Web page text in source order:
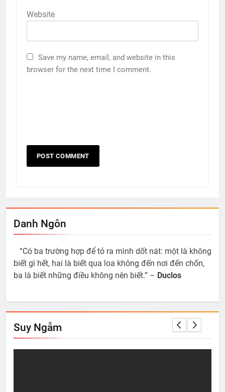
Website
Save my name, email, and website in this
browser for the next time I comment.
Danh Ngôn
“Có ba trường hợp để tỏ ra mình dốt nát: một là không
biết gì hết, hai là biết qua loa không đến nơi đến chốn,
ba là biết những điều không nên biết.” – Duclos
Suy Ngẫm